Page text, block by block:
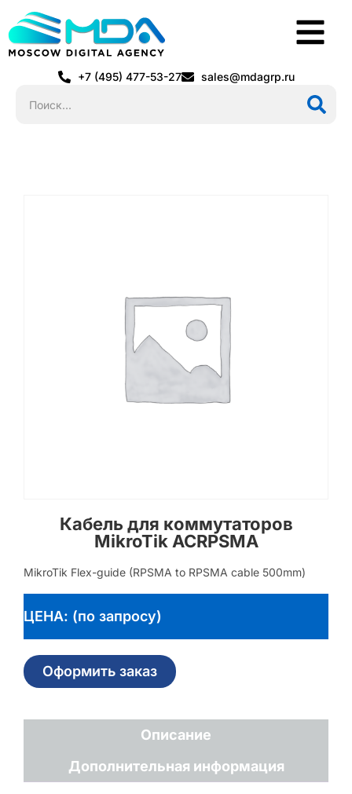
+7 (495) 477-53-27 sales@mdagrp.ru
Кабель для коммутаторов
MikroTik ACRPSMA
MikroTik Flex-guide (RPSMA to RPSMA cable 500mm)
ЦЕНА: (по запросу)
Оформить заказ
Описание
Дополнительная информация